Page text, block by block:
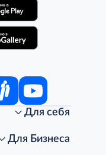
Для себя
Для Бизнеса